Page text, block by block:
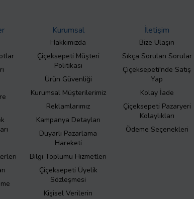
Kurumsal
Hakkımızda
Çiçeksepeti Müşteri
Politikası
Ürün Güvenliği
Kurumsal Müşterilerimiz
Reklamlarımız
Kampanya Detayları
Duyarlı Pazarlama
Hareketi
Bilgi Toplumu Hizmetleri
Çiçeksepeti Üyelik
Sözleşmesi
Kişisel Verilerin
İletişim
Bize Ulaşın
Sıkça Sorulan Sorular
Çiçeksepeti'nde Satış
Yap
Kolay İade
Çiçeksepeti Pazaryeri
Kolaylıkları
Ödeme Seçenekleri